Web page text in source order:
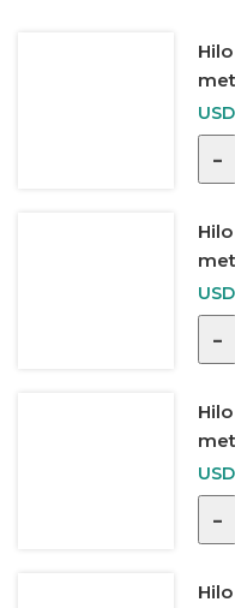
USD
-
USD
-
USD
-